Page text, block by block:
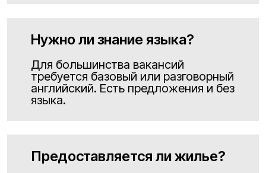
Нужно ли знание языка?
Для большинства вакансий
требуется базовый или разговорный
английский. Есть предложения и без
языка.
Предоставляется ли жилье?